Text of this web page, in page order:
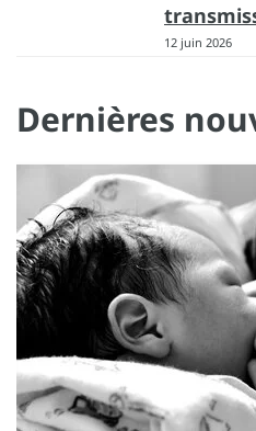
12 juin 2026
Dernières